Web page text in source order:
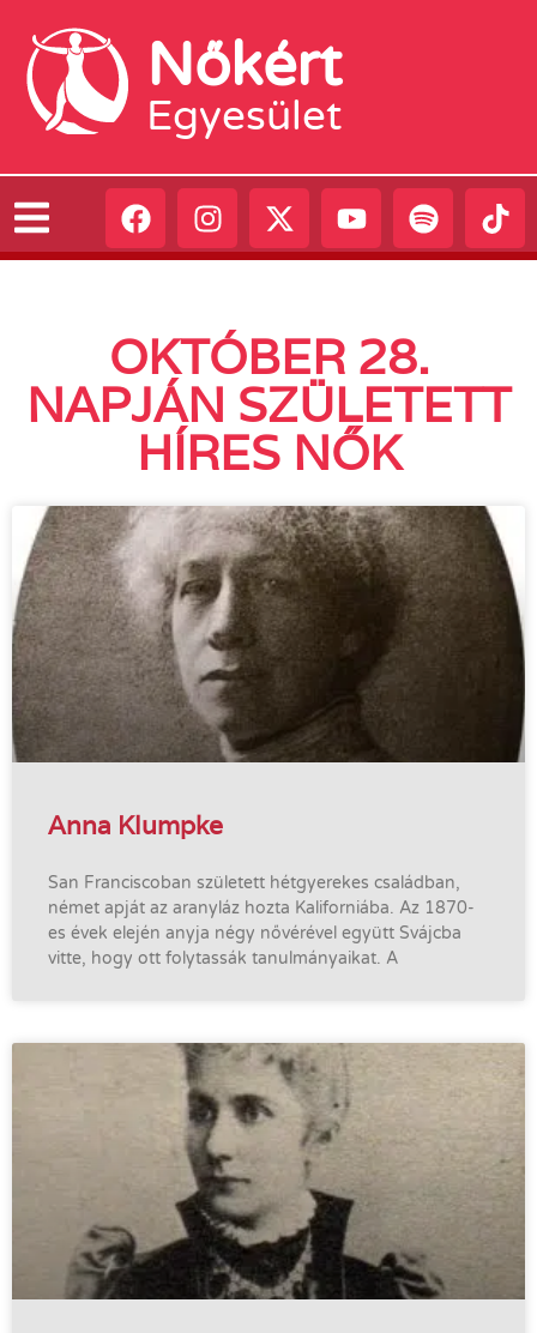
Nőkért
Egyesület
OKTÓBER 28.
NAPJÁN SZÜLETETT
HÍRES NŐK
Anna Klumpke
San Franciscoban született hétgyerekes családban,
német apját az aranyláz hozta Kaliforniába. Az 1870-
es évek elején anyja négy nővérével együtt Svájcba
vitte, hogy ott folytassák tanulmányaikat. A